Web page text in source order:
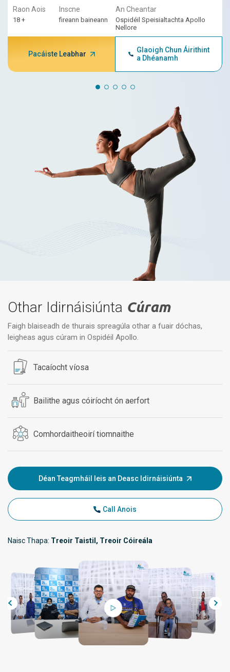
Raon Aois
18 +
Inscne
fireann baineann
An Cheantar
Ospidéil Speisialtachta Apollo
Nellore
Pacáiste Leabhar
Glaoigh Chun Áirithint
a Dhéanamh
Othar Idirnáisiúnta Cúram
Faigh blaiseadh de thurais spreagúla othar a fuair dóchas,
leigheas agus cúram in Ospidéil Apollo.
Tacaíocht víosa
Bailithe agus cóiríocht ón aerfort
Comhordaitheoirí tiomnaithe
Déan Teagmháil leis an Deasc Idirnáisiúnta
Call Anois
Naisc Thapa: Treoir Taistil, Treoir Cóireála